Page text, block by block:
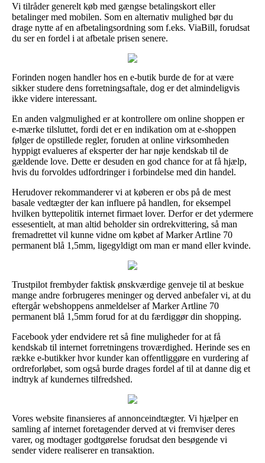
Vi tilråder generelt køb med gængse betalingskort eller
betalinger med mobilen. Som en alternativ mulighed bør du
drage nytte af en afbetalingsordning som f.eks. ViaBill, forudsat
du ser en fordel i at afbetale prisen senere.
Forinden nogen handler hos en e-butik burde de for at være
sikker studere dens forretningsaftale, dog er det almindeligvis
ikke videre interessant.
En anden valgmulighed er at kontrollere om online shoppen er
e-mærke tilsluttet, fordi det er en indikation om at e-shoppen
følger de opstillede regler, foruden at online virksomheden
hyppigt evalueres af eksperter der har nøje kendskab til de
gældende love. Dette er desuden en god chance for at få hjælp,
hvis du forvoldes udfordringer i forbindelse med din handel.
Herudover rekommanderer vi at køberen er obs på de mest
basale vedtægter der kan influere på handlen, for eksempel
hvilken byttepolitik internet firmaet lover. Derfor er det ydermere
essesentielt, at man altid beholder sin ordrekvittering, så man
fremadrettet vil kunne vidne om købet af Marker Artline 70
permanent blå 1,5mm, ligegyldigt om man er mand eller kvinde.
Trustpilot frembyder faktisk ønskværdige genveje til at beskue
mange andre forbrugeres meninger og derved anbefaler vi, at du
eftergår webshoppens anmeldelser af Marker Artline 70
permanent blå 1,5mm forud for at du færdiggør din shopping.
Facebook yder endvidere ret så fine muligheder for at få
kendskab til internet forretningens troværdighed. Herinde ses en
række e-butikker hvor kunder kan offentliggøre en vurdering af
ordreforløbet, som også burde drages fordel af til at danne dig et
indtryk af kundernes tilfredshed.
Vores website finansieres af annonceindtægter. Vi hjælper en
samling af internet foretagender derved at vi fremviser deres
varer, og modtager godtgørelse forudsat den besøgende vi
sender videre realiserer en transaktion.